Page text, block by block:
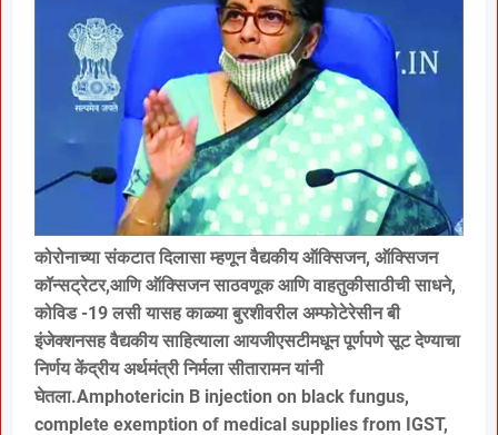
कोरोनाच्या संकटात दिलासा म्हणून वैद्यकीय ऑक्सिजन, ऑक्सिजन
कॉन्सट्रेटर,आणि ऑक्सिजन साठवणूक आणि वाहतुकीसाठीची साधने,
कोविड -19 लसी यासह काळ्या बुरशीवरील अम्फोटेरेसीन बी
इंजेक्शनसह वैद्यकीय साहित्याला आयजीएसटीमधून पूर्णपणे सूट देण्याचा
निर्णय केंद्रीय अर्थमंत्री निर्मला सीतारामन यांनी
घेतला.Amphotericin B injection on black fungus,
complete exemption of medical supplies from IGST,